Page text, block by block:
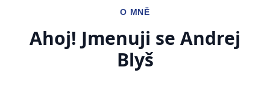
O MNĚ
Ahoj! Jmenuji se Andrej
Blyš